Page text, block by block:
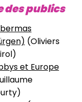
des publics
(Oliviers
et Europe